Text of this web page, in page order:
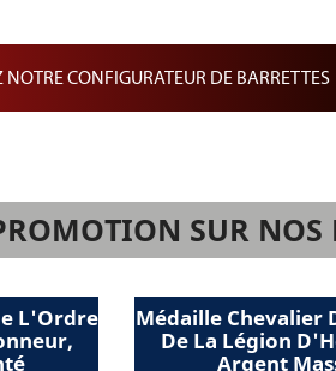
NOTRE CONFIGURATEUR DE BARRETTES
SUR NOS
L'Ordre
Médaille Chevalier
De La Légion
Argent